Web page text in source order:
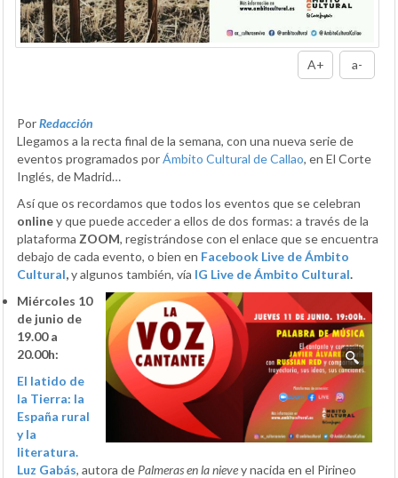
A+ a-
PorRedacción
Llegamos a la recta final de la semana, con una nueva serie de
eventos programados porÁmbito Cultural de Callao, en El Corte
Inglés, de Madrid…
Así que os recordamos que todos los eventos que se celebran
onliney que puede acceder a ellos de dos formas: a través de la
plataforma ZOOM, registrándose con el enlace que se encuentra
debajo de cada evento, o bien en Facebook Live de Ámbito
Cultural,y algunos también, vía IG Live de Ámbito Cultural.
Miércoles 10
de junio de
19.00 a
20.00h:
El latido de
la Tierra: la
España rural
y la
literatura.
Luz Gabás, autora de Palmeras en la nievey nacida en el Pirineo